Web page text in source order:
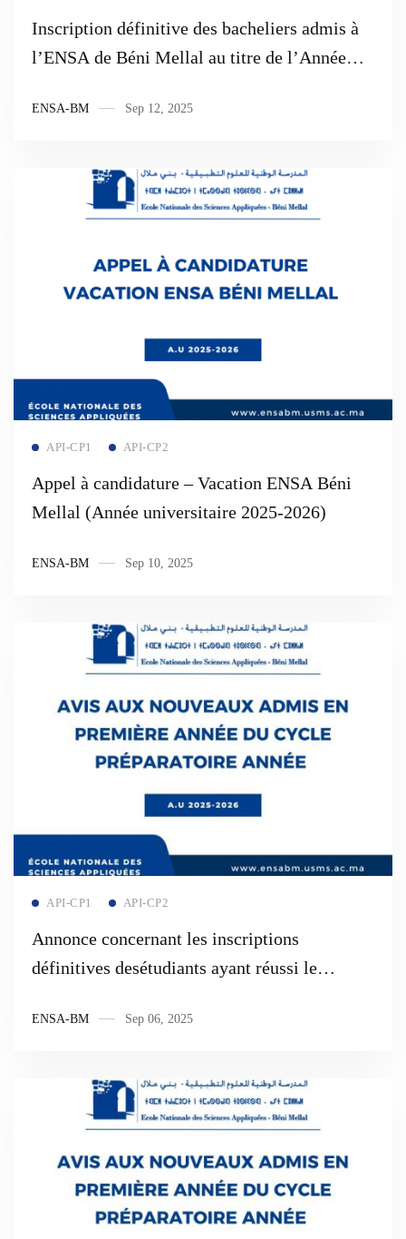
Inscription définitive des bacheliers admis à
l’ENSA de Béni Mellal au titre de l’Année
ENSA-BM Sep 12, 2025
API-CP1 API-CP2
Appel à candidature – Vacation ENSA Béni
Mellal (Année universitaire 2025-2026)
ENSA-BM Sep 10, 2025
API-CP1 API-CP2
Annonce concernant les inscriptions
définitives desétudiants ayant réussi le
ENSA-BM Sep 06, 2025